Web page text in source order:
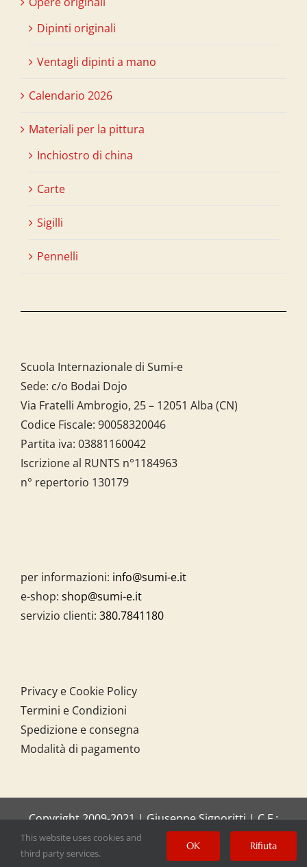
Dipinti originali
Ventagli dipinti a mano
Calendario 2026
Materiali per la pittura
Inchiostro di china
Carte
Sigilli
Pennelli
Scuola Internazionale di Sumi-e
Sede: c/o Bodai Dojo
Via Fratelli Ambrogio, 25 – 12051 Alba (CN)
Codice Fiscale: 90058320046
Partita iva: 03881160042
Iscrizione al RUNTS n°1184963
n° repertorio 130179
per informazioni: info@sumi-e.it
e-shop: shop@sumi-e.it
servizio clienti: 380.7841180
Privacy e Cookie Policy
Termini e Condizioni
Spedizione e consegna
Modalità di pagamento
Copyright 2009-2021 | Giuseppe Signoritti | C.F.:
SGNGPP61C20I158O
This website uses cookies and
third party services.
OK Rifiuta